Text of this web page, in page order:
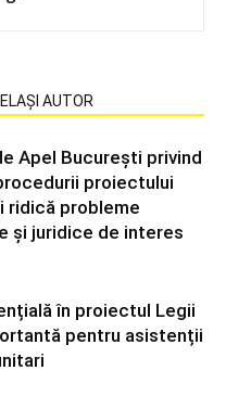
AUTOR
Apel București privind
proiectului
ridică probleme
și juridice de interes
în proiectul Legii
pentru asistenții